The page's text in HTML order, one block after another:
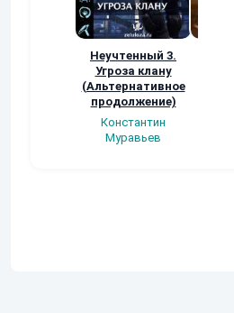
Неучтенный 3.
Угроза клану
(Альтернативное
продолжение)
Константин
Муравьев